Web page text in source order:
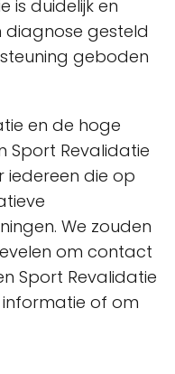
is duidelijk en
diagnose gesteld
geboden
en de hoge
Sport Revalidatie
iedereen die op
We zouden
om contact
Sport Revalidatie
of om